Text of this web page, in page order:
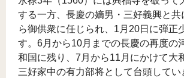
する一方、長慶の嫡男・三好義興と
ら御供衆に任じられ、1月20日に弾正
す。6月から10月までの長慶の再度の
和国に残り、7月から11月にかけて大
三好家中の有力部将として台頭してい